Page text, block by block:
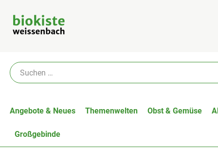
Angebote & Neues Themenwelten Obst & Gemüse
Großgebinde